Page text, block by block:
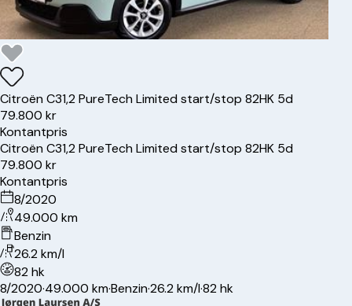
CitroënC31,2 PureTech Limited start/stop 82HK 5d
79.800 kr
Kontantpris
CitroënC31,2 PureTech Limited start/stop 82HK 5d
79.800 kr
Kontantpris
8/2020
49.000 km
Benzin
26.2 km/l
82 hk
8/2020·49.000 km·Benzin·26.2 km/l·82 hk